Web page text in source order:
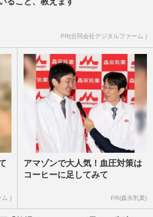
PR(合同会社デジタルファーム )
ム )
アマゾンで大人気！血圧対策は
コーヒーに足してみて
PR(森永乳業)